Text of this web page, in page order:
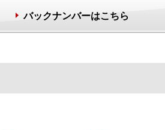
バックナンバーはこちら